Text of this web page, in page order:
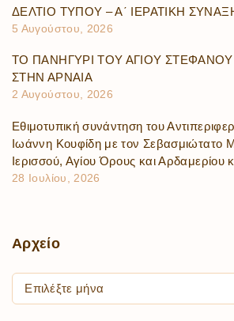
ΔΕΛΤΙΟ ΤΥΠΟΥ – Α΄ ΙΕΡΑΤΙΚΗ
5 Αυγούστου, 2026
ΤΟ ΠΑΝΗΓΥΡΙ ΤΟΥ ΑΓΙΟΥ ΣΤΕΦΑΝΟΥ
ΣΤΗΝ ΑΡΝΑΙΑ
2 Αυγούστου, 2026
Εθιμοτυπική συνάντηση του
Ιωάννη Κουφίδη με τον Σεβασμιώτατο
Ιερισσού, Αγίου Όρους και Αρδαμερίου
28 Ιουλίου, 2026
Αρχείο